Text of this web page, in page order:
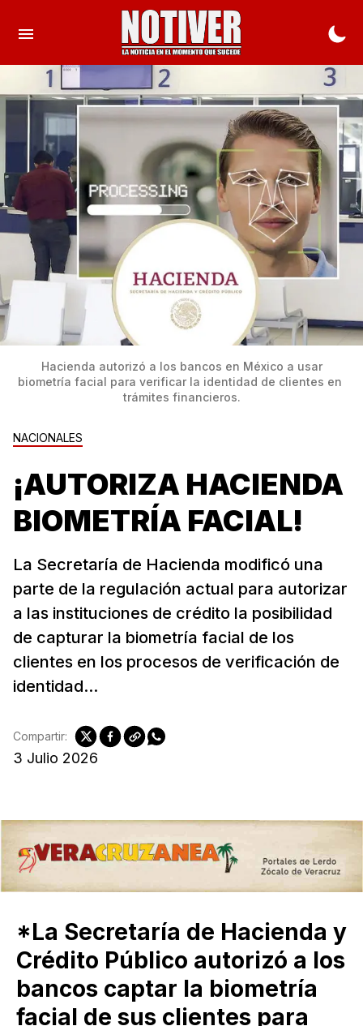
NACIONALES
¡AUTORIZA HACIENDA
BIOMETRÍA FACIAL!
La Secretaría de Hacienda modificó una
parte de la regulación actual para autorizar
a las instituciones de crédito la posibilidad
de capturar la biometría facial de los
clientes en los procesos de verificación de
identidad...
3 Julio 2026
Compartir:
biometría facial para verificar la identidad de clientes en
trámites financieros.
*La Secretaría de Hacienda y
Crédito Público autorizó a los
bancos captar la biometría
facial de sus clientes para